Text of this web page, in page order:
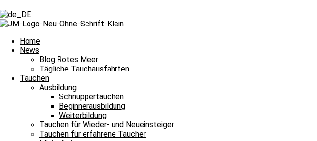
Home
News
Blog Rotes Meer
Tägliche Tauchausfahrten
Tauchen
Ausbildung
Schnuppertauchen
Beginnerausbildung
Weiterbildung
Tauchen für Wieder- und Neueinsteiger
Tauchen für erfahrene Taucher
Schlagwort: Galambo
Schlagwort: Galambo
Tägliche Tauchausfahrten
Das Spiel von Licht und Schatten
Das Spiel von Licht und Schatten und damit heißt es Leinen los für unsere täglichen
Weiterlesen »
7. Mai 2023Keine Kommentare